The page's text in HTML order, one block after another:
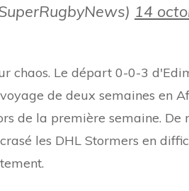
14
chaos. Le départ 0-0-3
de deux semaines en
de la première semaine. De
les DHL Stormers en